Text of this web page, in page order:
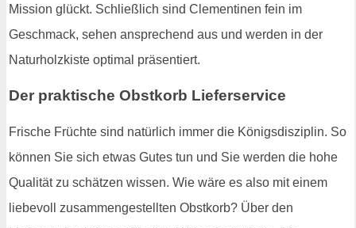
Mission glückt. Schließlich sind Clementinen fein im
Geschmack, sehen ansprechend aus und werden in der
Naturholzkiste optimal präsentiert.
Der praktische Obstkorb Lieferservice
Frische Früchte sind natürlich immer die Königsdisziplin. So
können Sie sich etwas Gutes tun und Sie werden die hohe
Qualität zu schätzen wissen. Wie wäre es also mit einem
liebevoll zusammengestellten Obstkorb? Über den